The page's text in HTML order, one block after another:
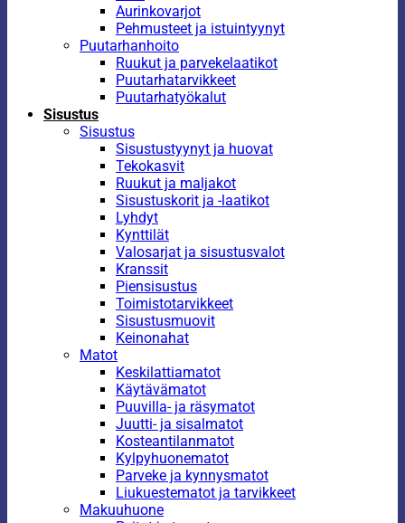
Aurinkovarjot
Pehmusteet ja istuintyynyt
Puutarhanhoito
Ruukut ja parvekelaatikot
Puutarhatarvikkeet
Puutarhatyökalut
Sisustus
Sisustus
Sisustustyynyt ja huovat
Tekokasvit
Ruukut ja maljakot
Sisustuskorit ja -laatikot
Lyhdyt
Kynttilät
Valosarjat ja sisustusvalot
Kranssit
Piensisustus
Toimistotarvikkeet
Sisustusmuovit
Keinonahat
Matot
Keskilattiamatot
Käytävämatot
Puuvilla- ja räsymatot
Juutti- ja sisalmatot
Kosteantilanmatot
Kylpyhuonematot
Parveke ja kynnysmatot
Liukuestematot ja tarvikkeet
Makuuhuone